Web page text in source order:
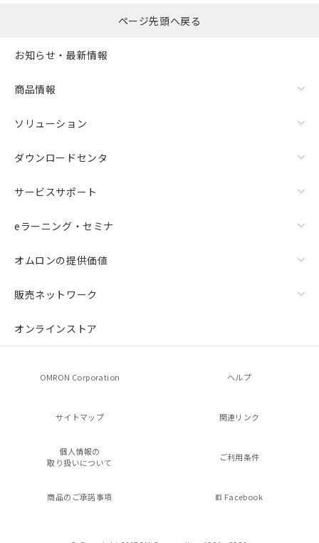
ページ先頭へ戻る
お知らせ・最新情報
商品情報
ソリューション
ダウンロードセンタ
サービスサポート
eラーニング・セミナ
オムロンの提供価値
販売ネットワーク
オンラインストア
OMRON Corporation ヘルプ
サイトマップ 関連リンク
個人情報の
取り扱いについて
ご利用条件
商品のご承諾事項 Facebook